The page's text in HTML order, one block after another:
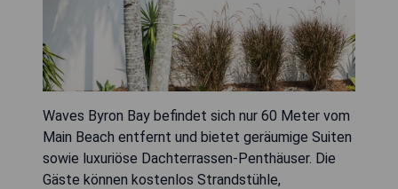
Waves Byron Bay befindet sich nur 60 Meter vom
Main Beach entfernt und bietet geräumige Suiten
sowie luxuriöse Dachterrassen-Penthäuser. Die
Gäste können kostenlos Strandstühle,